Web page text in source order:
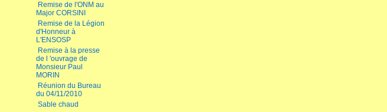
Remise de l'ONM au
Major CORSINI
Remise de la Légion
d'Honneur à
L'ENSOSP
Remise à la presse
de l 'ouvrage de
Monsieur Paul
MORIN
Réunion du Bureau
du 04/11/2010
Sable chaud